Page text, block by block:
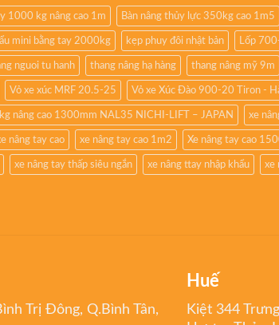
1000 kg nâng cao 1m Bàn nâng thủy lực 350kg cao 1m5
mini bằng tay 2000kg kẹp phuy đôi nhật bản Lốp
nguoi tu hanh thang nâng hạ hàng thang nâng mỹ 9m
Vỏ xe xúc MRF 20.5-25 Vỏ xe Xúc Đào 900-20 Tiron -
nâng cao 1300mm NAL35 NICHI-LIFT – JAPAN xe
nâng tay cao xe nâng tay cao 1m2 Xe nâng tay cao
xe nâng tay thấp siêu ngắn xe nâng ttay nhập khẩu xe
Trị Đông, Q.Bình Tân,
Huế
Kiệt 344